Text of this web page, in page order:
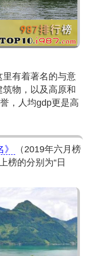
有着著名的与意
物，以及高原和
，人均gdp更是高
（2019年六月榜
榜的分别为“日